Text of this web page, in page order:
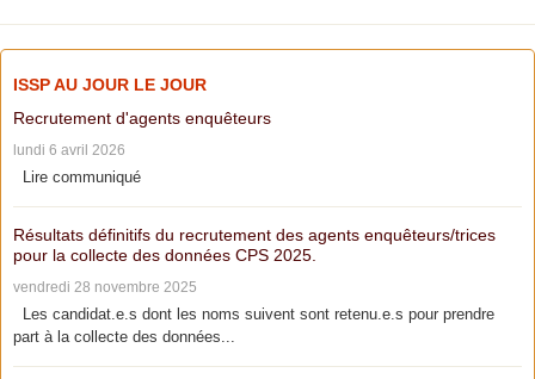
ISSP AU JOUR LE JOUR
Recrutement d'agents enquêteurs
lundi 6 avril 2026
Lire communiqué
Résultats définitifs du recrutement des agents enquêteurs/trices
pour la collecte des données CPS 2025.
vendredi 28 novembre 2025
Les candidat.e.s dont les noms suivent sont retenu.e.s pour prendre
part à la collecte des données...